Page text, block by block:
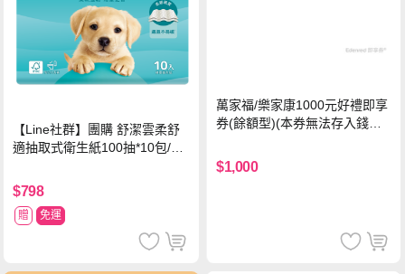
【Line社群】團購 舒潔雲柔舒
適抽取式衛生紙100抽*10包/6
$798
贈 免運
萬家福/樂家康1000元好禮即享
券(餘額型)(本券無法存入錢包
$1,000